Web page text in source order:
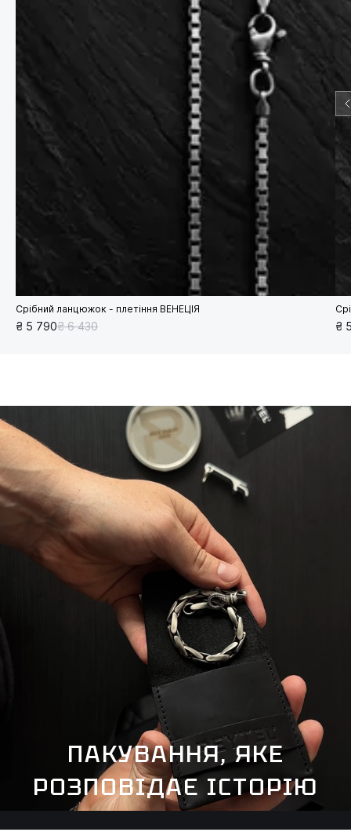
Срібний ланцюжок - плетіння ВЕНЕЦІЯ
₴ 5 790₴ 6 430 ₴
ПАКУВАННЯ, ЯКЕ
РОЗПОВІДАЄ ІСТОРІЮ